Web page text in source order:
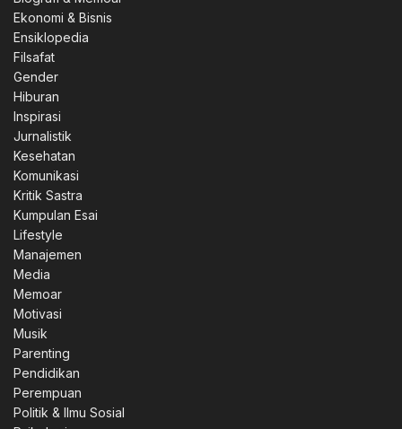
Ekonomi & Bisnis
Ensiklopedia
Filsafat
Gender
Hiburan
Inspirasi
Jurnalistik
Kesehatan
Komunikasi
Kritik Sastra
Kumpulan Esai
Lifestyle
Manajemen
Media
Memoar
Motivasi
Musik
Parenting
Pendidikan
Perempuan
Politik & Ilmu Sosial